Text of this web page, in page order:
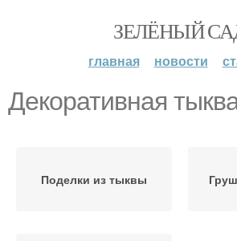
ЗЕЛЁНЫЙ
главная новости
Декоративная
Поделки из тыквы